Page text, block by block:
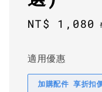
Sale
NT$ 1,080
適用優惠
加購配件 享折扣